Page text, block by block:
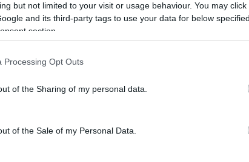
but not limited to your visit or usage behaviour. You may
and its third-party tags to use your data for below
section.
Processing Opt Outs
of the Sharing of my personal data.
of the Sale of my Personal Data.